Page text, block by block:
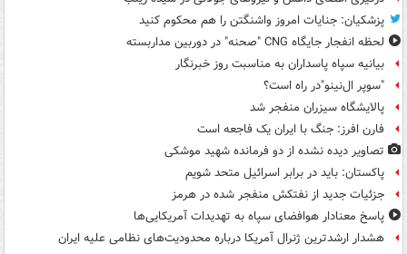
پزشکیان: جنایات امروز واشنگتن را هم محکوم کنید
لحظه انفجار جایگاه CNG "صحنه" در دوربین مداربسته
بیانیه سپاه پاسداران به مناسبت روز خبرنگار
"سوپر ال‌نینو"در راه است؟
پالایشگاه سیزران منفجر شد
فارن افرز: جنگ با ایران یک فاجعه است
تصاویر دیده‌ نشده از دو فرمانده شهید موشکی
پاکستان: باید در برابر اسرائیل متحد شویم
جزئیات جدید از نفتکش منفجر شده در هرمز
پاسخ معنادار هوافضای سپاه به تهدیدات آمریکایی‌ها
هشدار ارشدترین ژنرال آمریکا درباره محدودیت‌های نظامی علیه ایران